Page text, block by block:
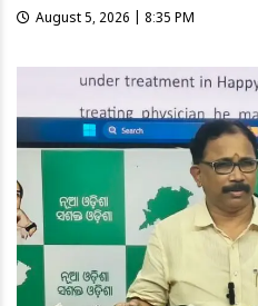
August 5, 2026 | 8:35 PM